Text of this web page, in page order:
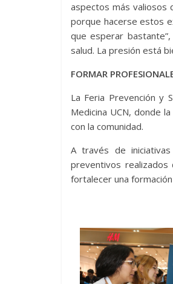
aspectos más valiosos
porque hacerse estos
que esperar
salud. La presión está
FORMAR
La Feria Prevención y
Medicina UCN, donde
con la comunidad.
A través de
preventivos realizados
fortalecer una